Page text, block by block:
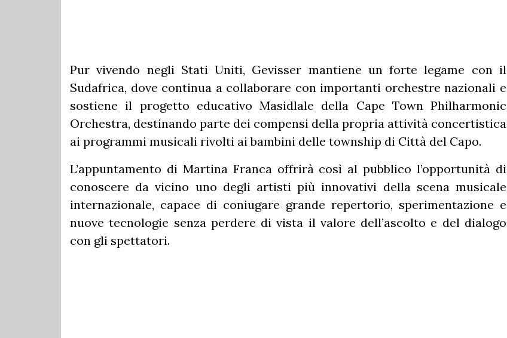
Pur vivendo negli Stati Uniti, Gevisser mantiene un forte legame con il
Sudafrica, dove continua a collaborare con importanti orchestre nazionali e
sostiene il progetto educativo Masidlale della Cape Town Philharmonic
Orchestra, destinando parte dei compensi della propria attività concertistica
ai programmi musicali rivolti ai bambini delle township di Città del Capo.
L’appuntamento di Martina Franca offrirà così al pubblico l’opportunità di
conoscere da vicino uno degli artisti più innovativi della scena musicale
internazionale, capace di coniugare grande repertorio, sperimentazione e
nuove tecnologie senza perdere di vista il valore dell’ascolto e del dialogo
con gli spettatori.